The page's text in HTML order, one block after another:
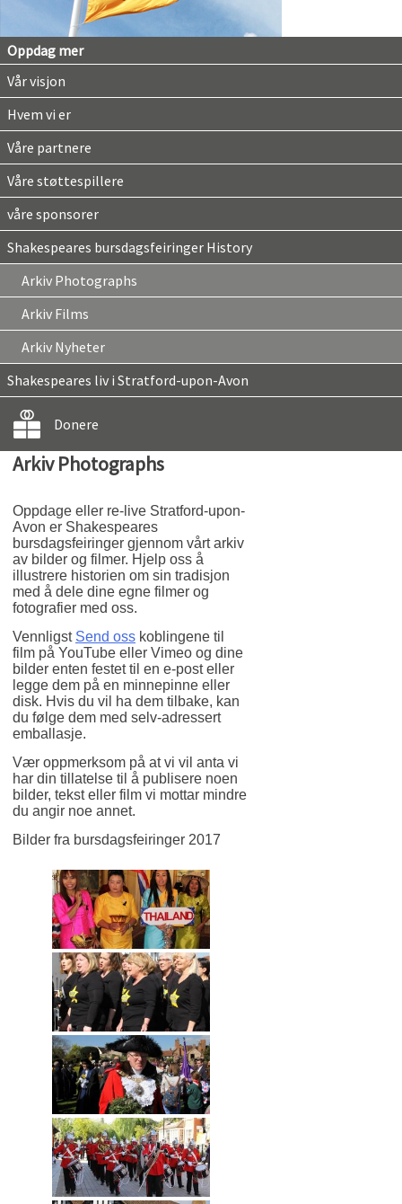
Oppdag mer
Vår visjon
Hvem vi er
Våre partnere
Våre støttespillere
våre sponsorer
Shakespeares bursdagsfeiringer History
Arkiv Photographs
Arkiv Films
Arkiv Nyheter
Shakespeares liv i Stratford-upon-Avon
Donere
Arkiv Photographs
Oppdage eller re-live Stratford-upon-
Avon er Shakespeares
bursdagsfeiringer gjennom vårt arkiv
av bilder og filmer. Hjelp oss å
illustrere historien om sin tradisjon
med å dele dine egne filmer og
fotografier med oss.
Vennligst Send oss koblingene til
film på YouTube eller Vimeo og dine
bilder enten festet til en e-post eller
legge dem på en minnepinne eller
disk. Hvis du vil ha dem tilbake, kan
du følge dem med selv-adressert
emballasje.
Vær oppmerksom på at vi vil anta vi
har din tillatelse til å publisere noen
bilder, tekst eller film vi mottar mindre
du angir noe annet.
Bilder fra bursdagsfeiringer 2017